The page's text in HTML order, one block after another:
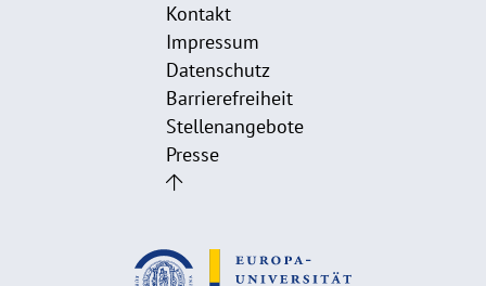
Kontakt
Impressum
Datenschutz
Barrierefreiheit
Stellenangebote
Presse